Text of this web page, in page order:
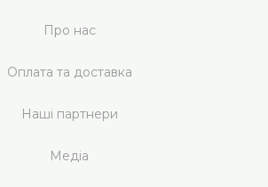
Про нас
Оплата та доставка
Наші партнери
Медіа